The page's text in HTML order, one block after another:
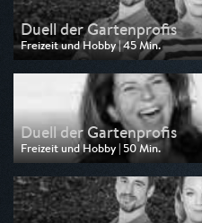
Duell der Gartenprofis
Freizeit und Hobby | 45 Min.
Ausgestrahlt von ZDF neo
am 06.08.2026, 09:45
Duell der Gartenprofis
Freizeit und Hobby | 50 Min.
Ausgestrahlt von ZDF
am 05.08.2026, 19:25